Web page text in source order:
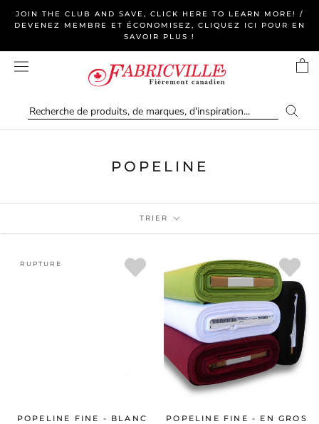
JOIN THE CLUB AND SAVE, CLICK HERE TO LEARN MORE! /
DEVENEZ MEMBRE ET ÉCONOMISEZ, CLIQUEZ ICI POUR EN
SAVOIR PLUS !
POPELINE
TRIER
RUPTURE
POPELINE FINE - BLANC
POPELINE FINE - EN GROS